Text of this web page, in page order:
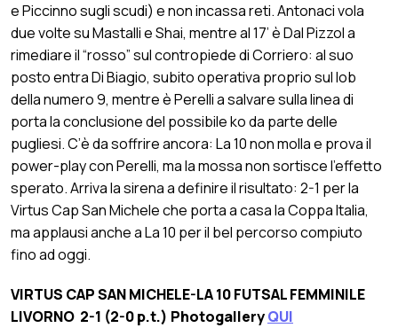
e Piccinno sugli scudi) e non incassa reti. Antonaci vola
due volte su Mastalli e Shai, mentre al 17’ è Dal Pizzol a
rimediare il “rosso” sul contropiede di Corriero: al suo
posto entra Di Biagio, subito operativa proprio sul lob
della numero 9, mentre è Perelli a salvare sulla linea di
porta la conclusione del possibile ko da parte delle
pugliesi. C’è da soffrire ancora: La 10 non molla e prova il
power-play con Perelli, ma la mossa non sortisce l’effetto
sperato. Arriva la sirena a definire il risultato: 2-1 per la
Virtus Cap San Michele che porta a casa la Coppa Italia,
ma applausi anche a La 10 per il bel percorso compiuto
fino ad oggi.
VIRTUS CAP SAN MICHELE-LA 10 FUTSAL FEMMINILE
LIVORNO 2-1 (2-0 p.t.) PhotogalleryQUI